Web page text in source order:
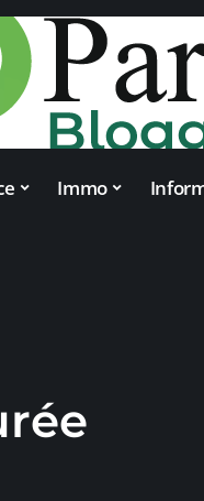
Immo